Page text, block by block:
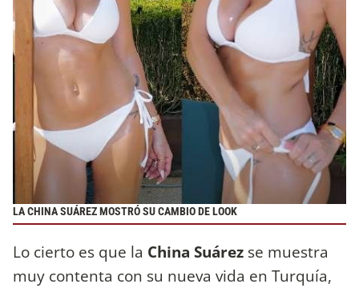
LA CHINA SUÁREZ MOSTRÓ SU CAMBIO DE LOOK
Lo cierto es que la China Suárez se muestra
muy contenta con su nueva vida en Turquía,